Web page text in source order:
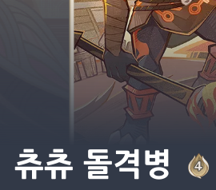
츄츄 돌격병